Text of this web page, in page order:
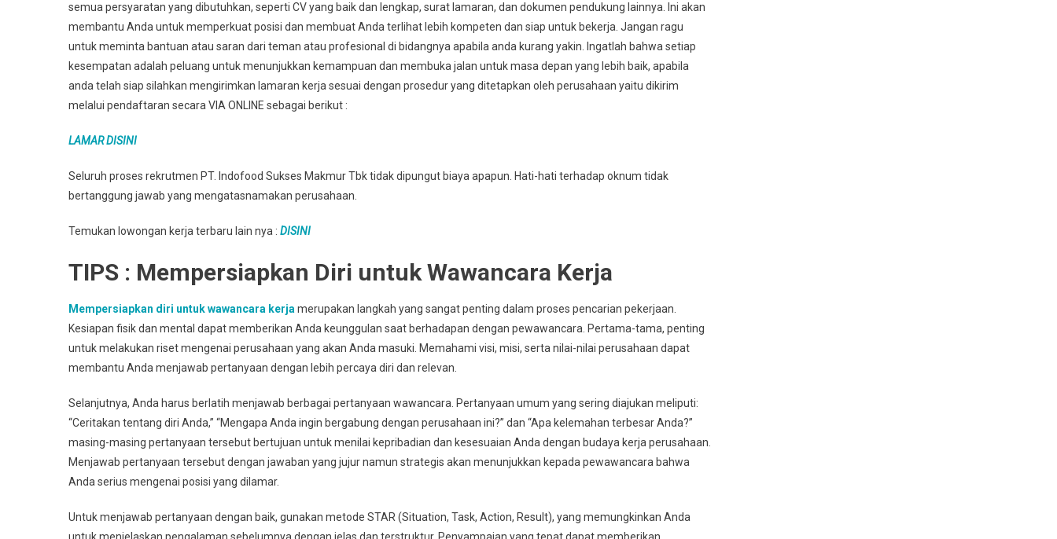
semua persyaratan yang dibutuhkan, seperti CV yang baik dan lengkap, surat lamaran, dan dokumen pendukung lainnya. Ini akan
membantu Anda untuk memperkuat posisi dan membuat Anda terlihat lebih kompeten dan siap untuk bekerja. Jangan ragu
untuk meminta bantuan atau saran dari teman atau profesional di bidangnya apabila anda kurang yakin. Ingatlah bahwa setiap
kesempatan adalah peluang untuk menunjukkan kemampuan dan membuka jalan untuk masa depan yang lebih baik, apabila
anda telah siap silahkan mengirimkan lamaran kerja sesuai dengan prosedur yang ditetapkan oleh perusahaan yaitu dikirim
melalui pendaftaran secara VIA ONLINE sebagai berikut :
LAMAR DISINI
Seluruh proses rekrutmen PT. Indofood Sukses Makmur Tbk tidak dipungut biaya apapun. Hati-hati terhadap oknum tidak
bertanggung jawab yang mengatasnamakan perusahaan.
Temukan lowongan kerja terbaru lain nya : DISINI
TIPS : Mempersiapkan Diri untuk Wawancara Kerja
Mempersiapkan diri untuk wawancara kerja merupakan langkah yang sangat penting dalam proses pencarian pekerjaan.
Kesiapan fisik dan mental dapat memberikan Anda keunggulan saat berhadapan dengan pewawancara. Pertama-tama, penting
untuk melakukan riset mengenai perusahaan yang akan Anda masuki. Memahami visi, misi, serta nilai-nilai perusahaan dapat
membantu Anda menjawab pertanyaan dengan lebih percaya diri dan relevan.
Selanjutnya, Anda harus berlatih menjawab berbagai pertanyaan wawancara. Pertanyaan umum yang sering diajukan meliputi:
“Ceritakan tentang diri Anda,” “Mengapa Anda ingin bergabung dengan perusahaan ini?” dan “Apa kelemahan terbesar Anda?”
masing-masing pertanyaan tersebut bertujuan untuk menilai kepribadian dan kesesuaian Anda dengan budaya kerja perusahaan.
Menjawab pertanyaan tersebut dengan jawaban yang jujur namun strategis akan menunjukkan kepada pewawancara bahwa
Anda serius mengenai posisi yang dilamar.
Untuk menjawab pertanyaan dengan baik, gunakan metode STAR (Situation, Task, Action, Result), yang memungkinkan Anda